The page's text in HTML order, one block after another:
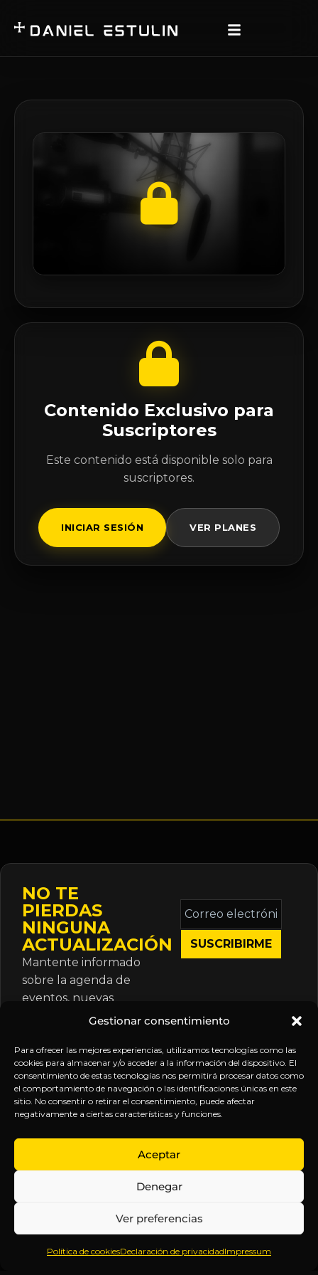
Gestionar consentimiento
Para ofrecer las mejores experiencias, utilizamos tecnologías como las
cookies para almacenar y/o acceder a la información del dispositivo. El
consentimiento de estas tecnologías nos permitirá procesar datos como
el comportamiento de navegación o las identificaciones únicas en este
sitio. No consentir o retirar el consentimiento, puede afectar
negativamente a ciertas características y funciones.
Aceptar
Denegar
Ver preferencias
Política de cookiesDeclaración de privacidadImpressum
Contenido Exclusivo para
Suscriptores
Este contenido está disponible solo para
suscriptores.
INICIAR SESIÓN VER PLANES
NO TE
PIERDAS
NINGUNA
ACTUALIZACIÓN
Mantente informado
sobre la agenda de
eventos, nuevas
publicaciones y
suscripción.
Correo
electrónico
*
Inteligencia
Anticipándonos
EXPLORA
Inicio
Sobre
Contenido
Webinars
LEGAL
Política
de
Términos y
Aviso
SÍGUENOS